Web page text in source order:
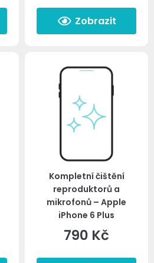
Zobrazit
Kompletní čištění
reproduktorů a
mikrofonů – Apple
iPhone 6 Plus
790 Kč